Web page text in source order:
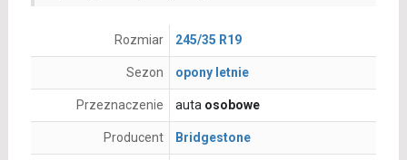
Rozmiar 245/35 R19
Sezon opony letnie
Przeznaczenie auta osobowe
Producent Bridgestone